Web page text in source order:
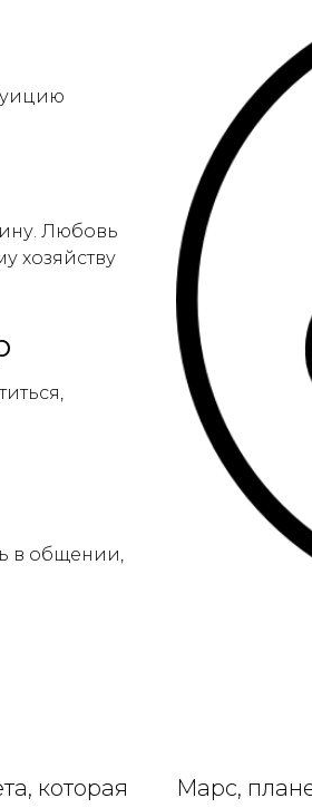
Любовь
хозяйству
в общении,
которая
Марс,